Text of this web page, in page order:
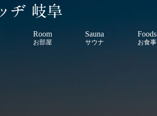
Room
お部屋
Sauna
サウナ
Foods
お食事